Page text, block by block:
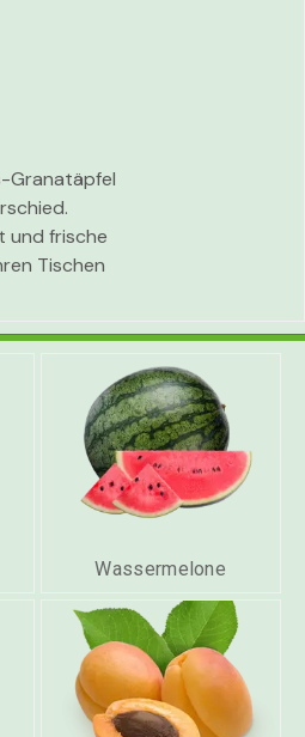
Granatäpfel
und frische
Tischen
Wassermelone